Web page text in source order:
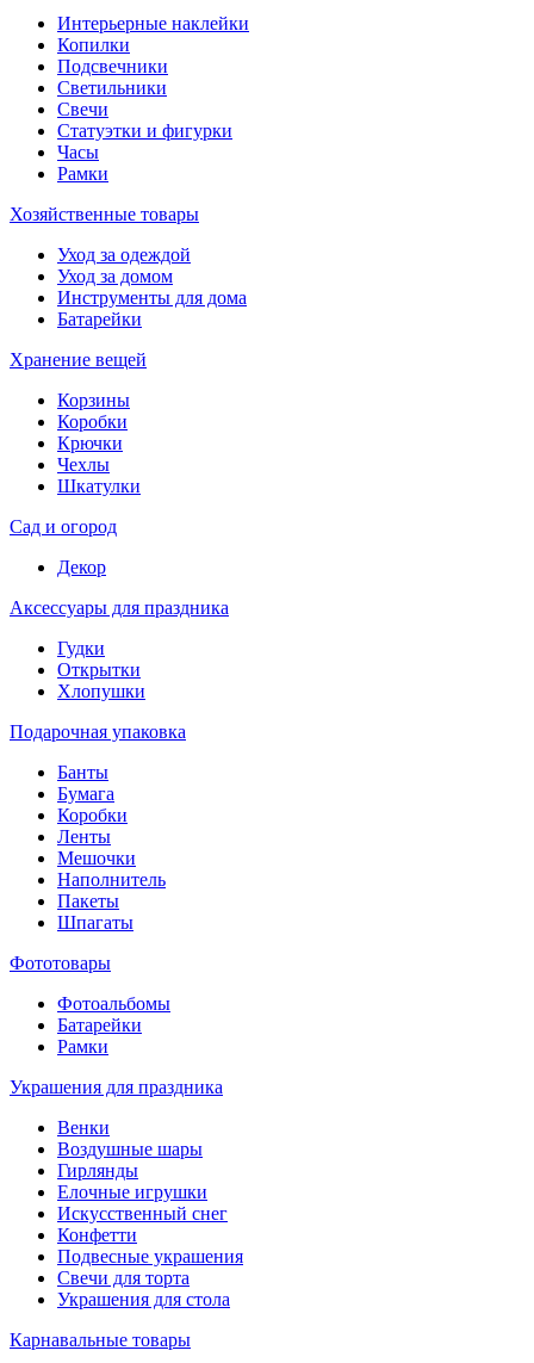
Интерьерные наклейки
Копилки
Подсвечники
Светильники
Свечи
Статуэтки и фигурки
Часы
Рамки
Хозяйственные товары
Уход за одеждой
Уход за домом
Инструменты для дома
Батарейки
Хранение вещей
Корзины
Коробки
Крючки
Чехлы
Шкатулки
Сад и огород
Декор
Аксессуары для праздника
Гудки
Открытки
Хлопушки
Подарочная упаковка
Банты
Бумага
Коробки
Ленты
Мешочки
Наполнитель
Пакеты
Шпагаты
Фототовары
Фотоальбомы
Батарейки
Рамки
Украшения для праздника
Венки
Воздушные шары
Гирлянды
Елочные игрушки
Искусственный снег
Конфетти
Подвесные украшения
Свечи для торта
Украшения для стола
Карнавальные товары